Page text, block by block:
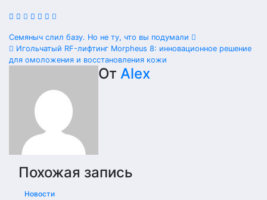
Навигация
по
записям
Семяныч слил базу. Но не ту, что вы подумали
Игольчатый RF-лифтинг Morpheus 8: инновационное решение
для омоложения и восстановления кожи
От Alex
Похожая запись
Новости